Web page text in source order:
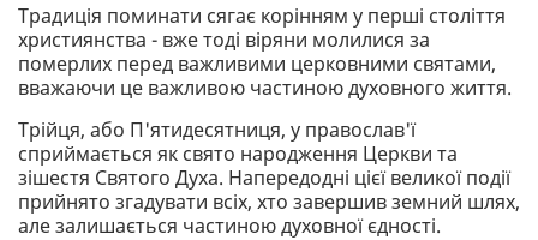
Традиція поминати сягає корінням у перші століття
християнства - вже тоді віряни молилися за
померлих перед важливими церковними святами,
вважаючи це важливою частиною духовного життя.
Трійця, або П'ятидесятниця, у православ'ї
сприймається як свято народження Церкви та
зішестя Святого Духа. Напередодні цієї великої події
прийнято згадувати всіх, хто завершив земний шлях,
але залишається частиною духовної єдності.